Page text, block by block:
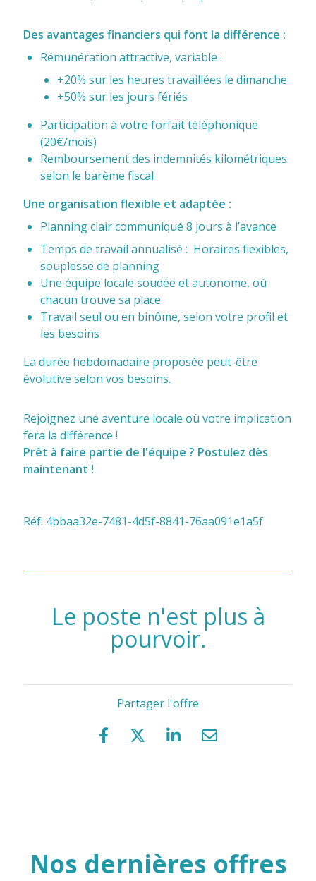
Des avantages financiers qui font la différence :
Rémunération attractive, variable :
+20% sur les heures travaillées le dimanche
+50% sur les jours fériés
Participation à votre forfait téléphonique
(20€/mois)
Remboursement des indemnités kilométriques
selon le barème fiscal
Une organisation flexible et adaptée :
Planning clair communiqué 8 jours à l’avance
Temps de travail annualisé : Horaires flexibles,
souplesse de planning
Une équipe locale soudée et autonome, où
chacun trouve sa place
Travail seul ou en binôme, selon votre profil et
les besoins
La durée hebdomadaire proposée peut-être
évolutive selon vos besoins.
Rejoignez une aventure locale où votre implication
fera la différence !
Prêt à faire partie de l'équipe ? Postulez dès
maintenant !
Réf: 4bbaa32e-7481-4d5f-8841-76aa091e1a5f
Le poste n'est plus à
pourvoir.
Partager l'offre
Nos dernières offres